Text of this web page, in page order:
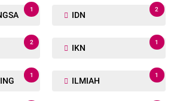
1
IDN
2
2
IKN
1
1
ILMIAH
1